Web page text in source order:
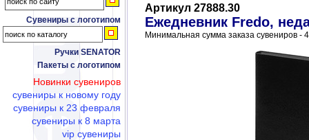
Сувениры с логотипом
Ручки SENATOR
Пакеты с логотипом
Новинки сувениров
сувениры к новому году
сувениры к 23 февраля
сувениры к 8 марта
vip сувениры
Артикул 27888.30
Ежедневник Fredo,
Минимальная сумма заказа сувениров -